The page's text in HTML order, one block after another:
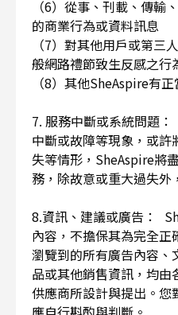
（6）從事、刊載、傳輸
的商業行為或資料訊息
（7）對其他用戶或第三
般網路禮節致生反感之行
（8）其他SheAspire有
7. 服務中斷或系統問題
中斷或故障等現象，或
失等情形，SheAspire將
務，除故意或重大過失外
8.資訊、建議或廣告：
內容，不擔保其為完全
瀏覽到的所有廣告內容
品或其他銷售資訊，均
供應商所設計與提出。您